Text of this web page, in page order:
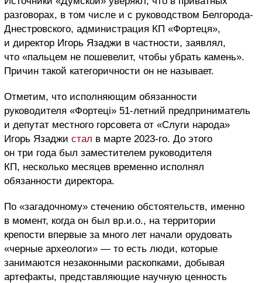
разговорах, в том числе и с руководством Белгорода-
Днестровского, администрация КП «Фортеця»,
и директор Игорь Язаджи в частности, заявлял,
что «пальцем не пошевелит, чтобы убрать камень».
Причин такой категоричности он не называет.
Отметим, что исполняющим обязанности
руководителя «Фортеці» 51-летний предприниматель
и депутат местного горсовета от «Слуги народа»
Игорь Язаджи стал в марте 2023-го. До этого
он три года был заместителем руководителя
КП, несколько месяцев временно исполнял
обязанности директора.
По «загадочному» стечению обстоятельств, именно
в момент, когда он был вр.и.о., на территории
крепости впервые за много лет начали орудовать
«черные археологи» — то есть люди, которые
занимаются незаконными раскопками, добывая
артефакты, представляющие научную ценность